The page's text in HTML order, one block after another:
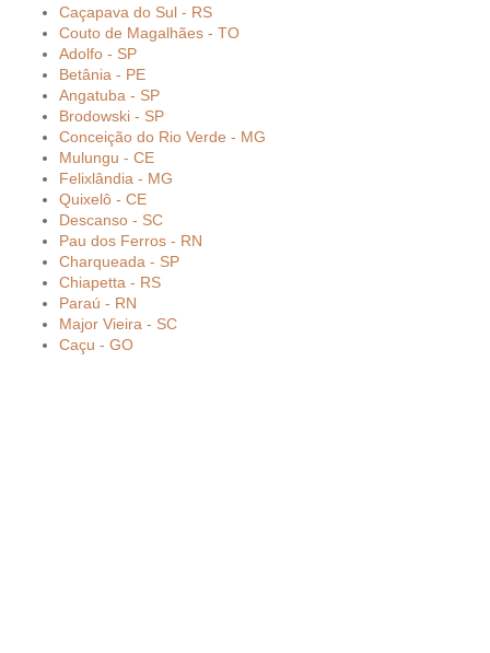
Caçapava do Sul - RS
Couto de Magalhães - TO
Adolfo - SP
Betânia - PE
Angatuba - SP
Brodowski - SP
Conceição do Rio Verde - MG
Mulungu - CE
Felixlândia - MG
Quixelô - CE
Descanso - SC
Pau dos Ferros - RN
Charqueada - SP
Chiapetta - RS
Paraú - RN
Major Vieira - SC
Caçu - GO